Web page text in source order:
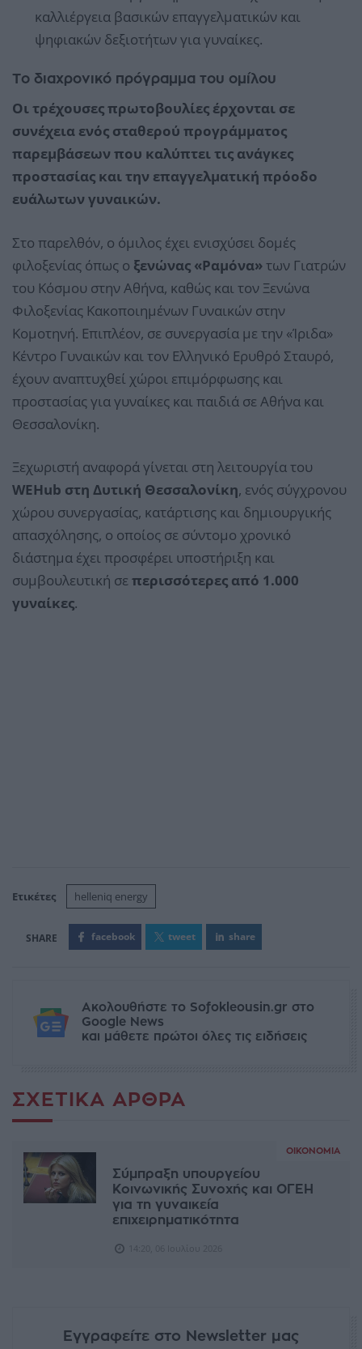
καλλιέργεια βασικών επαγγελματικών και
ψηφιακών δεξιοτήτων για γυναίκες.
Το διαχρονικό πρόγραμμα του ομίλου
Οι τρέχουσες πρωτοβουλίες έρχονται σε
συνέχεια ενός σταθερού προγράμματος
παρεμβάσεων που καλύπτει τις ανάγκες
προστασίας και την επαγγελματική πρόοδο
ευάλωτων γυναικών.
Στο παρελθόν, ο όμιλος έχει ενισχύσει δομές
φιλοξενίας όπως ο ξενώνας «Ραμόνα»των Γιατρών
του Κόσμου στην Αθήνα, καθώς και τον Ξενώνα
Φιλοξενίας Κακοποιημένων Γυναικών στην
Κομοτηνή. Επιπλέον, σε συνεργασία με την «Ίριδα»
Κέντρο Γυναικών και τον Ελληνικό Ερυθρό Σταυρό,
έχουν αναπτυχθεί χώροι επιμόρφωσης και
προστασίας για γυναίκες και παιδιά σε Αθήνα και
Θεσσαλονίκη.
Ξεχωριστή αναφορά γίνεται στη λειτουργία του
WEHub στη Δυτική Θεσσαλονίκη, ενός σύγχρονου
χώρου συνεργασίας, κατάρτισης και δημιουργικής
απασχόλησης, ο οποίος σε σύντομο χρονικό
διάστημα έχει προσφέρει υποστήριξη και
συμβουλευτική σε περισσότερες από 1.000
γυναίκες.
Ετικέτες helleniq energy
facebook tweet share
Ακολουθήστε το Sofokleousin.gr στο
Google News
και μάθετε πρώτοι όλες τις ειδήσεις
ΣΧΕΤΙΚΆ ΆΡΘΡΑ
ΟΙΚΟΝΟΜΊΑ
Σύμπραξη υπουργείου
Κοινωνικής Συνοχής και ΟΓΕΗ
για τη γυναικεία
επιχειρηματικότητα
Εγγραφείτε στο Newsletter μας